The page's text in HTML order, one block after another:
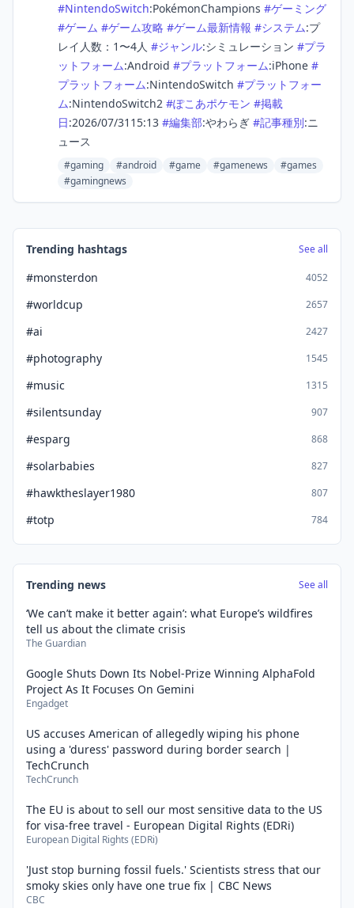
#NintendoSwitch:PokémonChampions #ゲーミング
#ゲーム #ゲーム攻略 #ゲーム最新情報 #システム:プ
レイ人数：1〜4人 #ジャンル:シミュレーション #プラ
ットフォーム:Android #プラットフォーム:iPhone #
プラットフォーム:NintendoSwitch #プラットフォー
ム:NintendoSwitch2 #ぽこあポケモン #掲載
日:2026/07/3115:13 #編集部:やわらぎ #記事種別:ニ
ュース
#gaming #android #game #gamenews
#games
#gamingnews
Trending hashtags See all
#monsterdon 4052
#worldcup 2657
#ai 2427
#photography 1545
#music 1315
#silentsunday 907
#esparg 868
#solarbabies 827
#hawktheslayer1980 807
#totp 784
Trending news See all
‘We can’t make it better again’: what Europe’s wildfires
tell us about the climate crisis
The Guardian
Google Shuts Down Its Nobel-Prize Winning AlphaFold
Project As It Focuses On Gemini
Engadget
US accuses American of allegedly wiping his phone
using a 'duress' password during border search |
TechCrunch
TechCrunch
The EU is about to sell our most sensitive data to the US
for visa-free travel - European Digital Rights (EDRi)
European Digital Rights (EDRi)
'Just stop burning fossil fuels.' Scientists stress that our
smoky skies only have one true fix | CBC News
CBC